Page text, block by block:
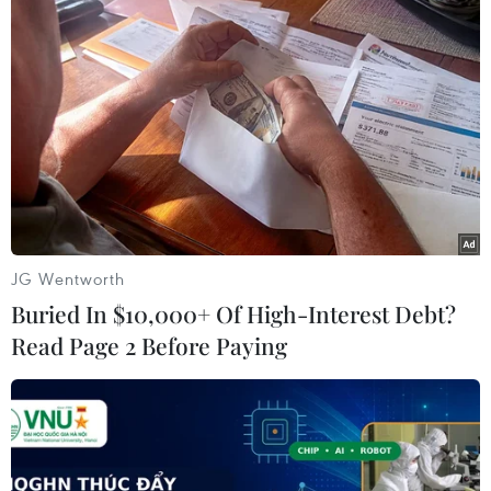
#lạm phát
#công ty công nghệ #Alibaba
Mỹ
JG Wentworth
Buried In $10,000+ Of High-Interest Debt?
Read Page 2 Before Paying